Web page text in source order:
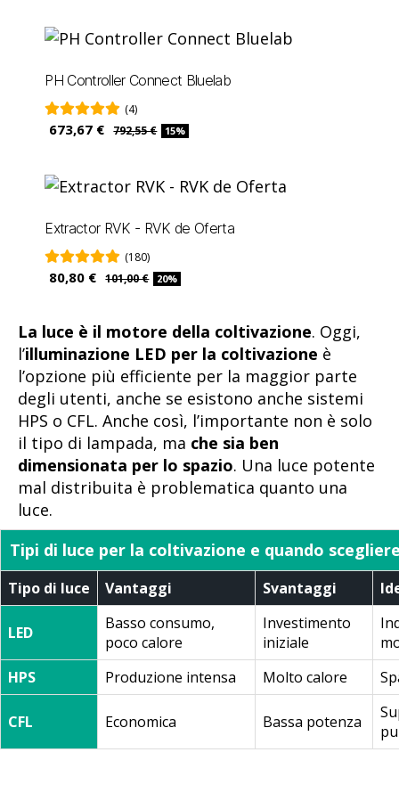
PH Controller Connect Bluelab
(4)
673,67 € 792,55 € 15%
Extractor RVK - RVK de Oferta
(180)
80,80 € 101,00 € 20%
La luce è il motore della coltivazione. Oggi,
l’illuminazione LED per la coltivazione è
l’opzione più efficiente per la maggior parte
degli utenti, anche se esistono anche sistemi
HPS o CFL. Anche così, l’importante non è solo
il tipo di lampada, ma che sia ben
dimensionata per lo spazio. Una luce potente
mal distribuita è problematica quanto una
luce.
Tipi di luce per la coltivazione e quando
Tipo di luce Vantaggi Svantaggi
LED
Basso consumo,
poco calore
Investimento
iniziale
HPS
Produzione intensa Molto calore
CFL Economica Bassa potenza